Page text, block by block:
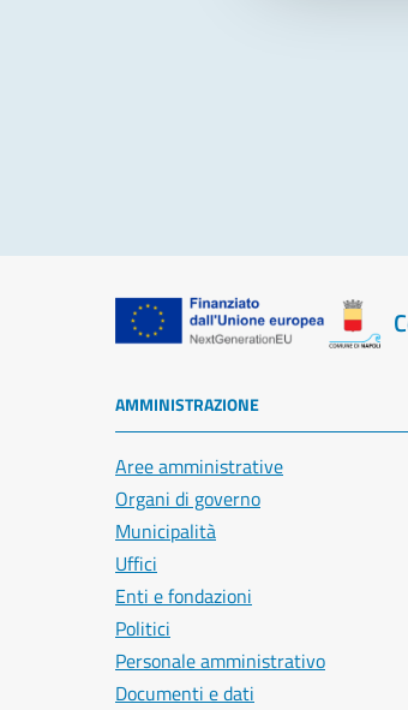
AMMINISTRAZIONE
Aree amministrative
Organi di governo
Municipalità
Uffici
Enti e fondazioni
Politici
Personale amministrativo
Documenti e dati